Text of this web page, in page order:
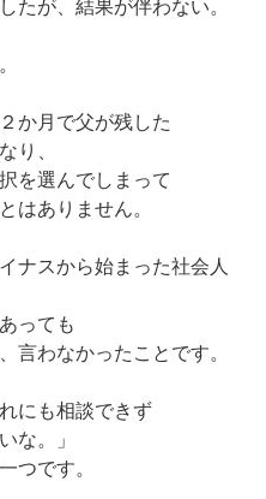
たが、結果が伴わない。
か月で父が残した
り、
を選んでしまって
はありません。
ナスから始まった社会人
っても
言わなかったことです。
にも相談できず
な。」
つです。